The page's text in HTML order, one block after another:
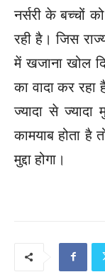
नर्सरी के बच्चों
रही है। जिस
में खजाना खोल
का वादा कर रहा
ज्यादा से
कामयाब होता
मुद्दा होगा।